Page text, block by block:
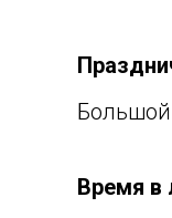
Время в